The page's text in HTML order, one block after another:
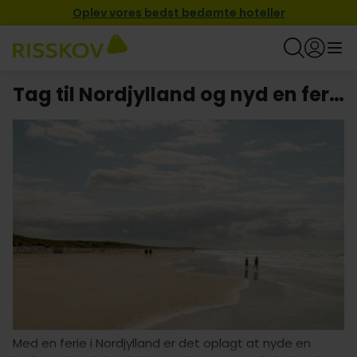
Oplev vores bedst bedømte hoteller
Tag til Nordjylland og nyd en ferie med besøg i Badeland
Med en ferie i Nordjylland er det oplagt at nyde en